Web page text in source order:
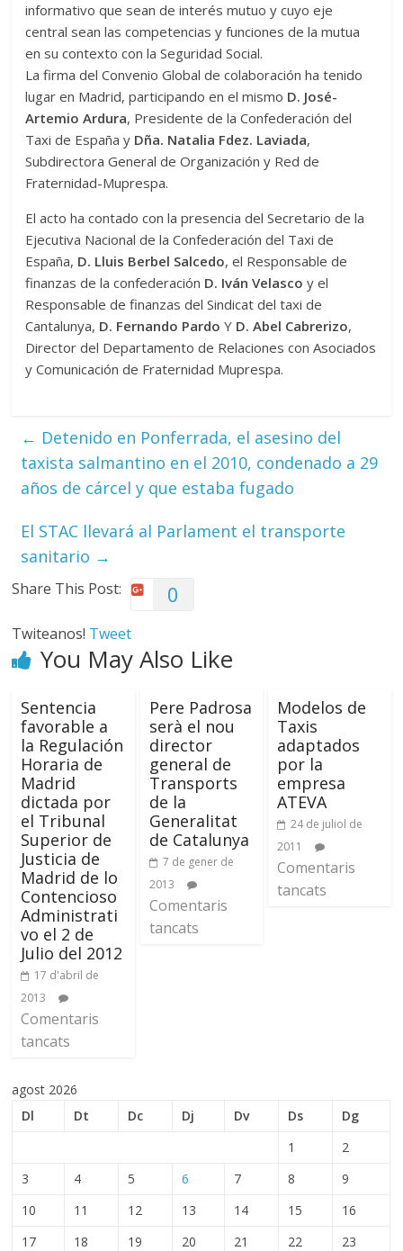
informativo que sean de interés mutuo y cuyo eje
central sean las competencias y funciones de la mutua
en su contexto con la Seguridad Social.
La firma del Convenio Global de colaboración ha tenido
lugar en Madrid, participando en el mismo D. José-
Artemio Ardura, Presidente de la Confederación del
Taxi de España y Dña. Natalia Fdez. Laviada,
Subdirectora General de Organización y Red de
Fraternidad-Muprespa.
El acto ha contado con la presencia del Secretario de la
Ejecutiva Nacional de la Confederación del Taxi de
España, D. Lluis Berbel Salcedo, el Responsable de
finanzas de la confederación D. Iván Velasco y el
Responsable de finanzas del Sindicat del taxi de
Cantalunya, D. Fernando Pardo Y D. Abel Cabrerizo,
Director del Departamento de Relaciones con Asociados
y Comunicación de Fraternidad Muprespa.
← Detenido en Ponferrada, el asesino del
taxista salmantino en el 2010, condenado a 29
años de cárcel y que estaba fugado
El STAC llevará al Parlament el transporte
sanitario →
Share This Post: 0
Twiteanos! Tweet
You May Also Like
Sentencia
favorable a
la Regulación
Horaria de
Madrid
dictada por
el Tribunal
Superior de
Justicia de
Madrid de lo
Contencioso
Administrati
vo el 2 de
Julio del 2012
17 d'abril de
2013
Comentaris
tancats
Pere Padrosa
serà el nou
director
general de
Transports
de la
Generalitat
de Catalunya
7 de gener de
2013
Comentaris
tancats
Modelos de
Taxis
adaptados
por la
empresa
ATEVA
24 de juliol de
2011
Comentaris
tancats
agost 2026
Dl
Dt Dc Dj Dv Ds
Dg
1
2
3
4 5 6 7 8
9
10
11 12 13 14 15
16
17
18 19 20 21 22
23